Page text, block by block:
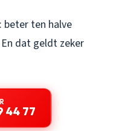
beter ten halve
dat geldt zeker
44 77